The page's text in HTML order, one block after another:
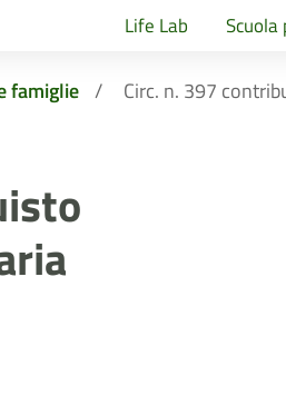
Life Lab
famiglie Circ. n. 397